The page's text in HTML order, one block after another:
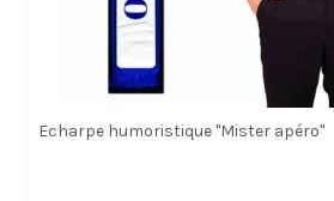
Echarpe humoristique "Mister apéro"